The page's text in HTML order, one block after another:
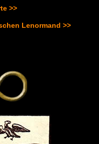
>>
Lenormand >>